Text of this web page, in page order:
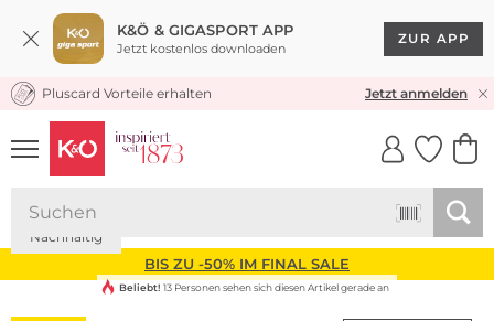
K&Ö & GIGASPORT APP
Jetzt kostenlos downloaden
ZUR APP
KOSTENLOSER VERSAND* & RÜCKVERSAND
Pluscard Vorteile erhalten Jetzt anmelden
UNSERE APP
CLICK &
BIS ZU -50% IM FINAL SALE
Nachhaltig
Beliebt! 13 Personen sehen sich diesen Artikel gerade an